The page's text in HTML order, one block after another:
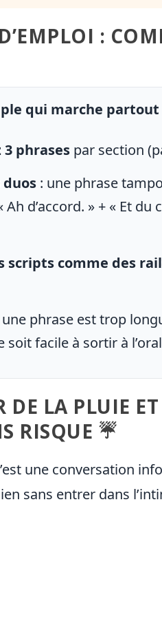
:
qui marche partout
3 phrases par section
duos : une phrase
Ah d’accord. » + « Et
scripts comme des
une phrase est trop
soit facile à sortir à
DE LA PLUIE
RISQUE ☔
une conversation
sans entrer dans